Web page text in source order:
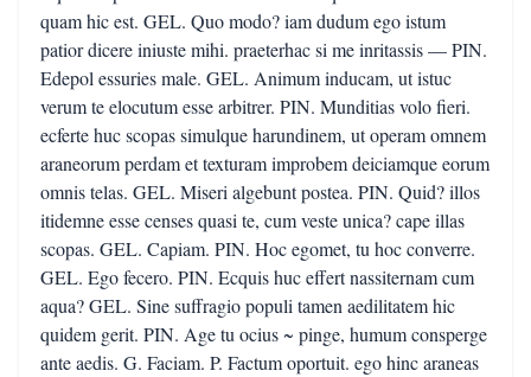
quam hic est. GEL. Quo modo? iam dudum ego istum
patior dicere iniuste mihi. praeterhac si me inritassis — PIN.
Edepol essuries male. GEL. Animum inducam, ut istuc
verum te elocutum esse arbitrer. PIN. Munditias volo fieri.
ecferte huc scopas simulque harundinem, ut operam omnem
araneorum perdam et texturam improbem deiciamque eorum
omnis telas. GEL. Miseri algebunt postea. PIN. Quid? illos
itidemne esse censes quasi te, cum veste unica? cape illas
scopas. GEL. Capiam. PIN. Hoc egomet, tu hoc converre.
GEL. Ego fecero. PIN. Ecquis huc effert nassiternam cum
aqua? GEL. Sine suffragio populi tamen aedilitatem hic
quidem gerit. PIN. Age tu ocius ~ pinge, humum consperge
ante aedis. G. Faciam. P. Factum oportuit. ego hinc araneas